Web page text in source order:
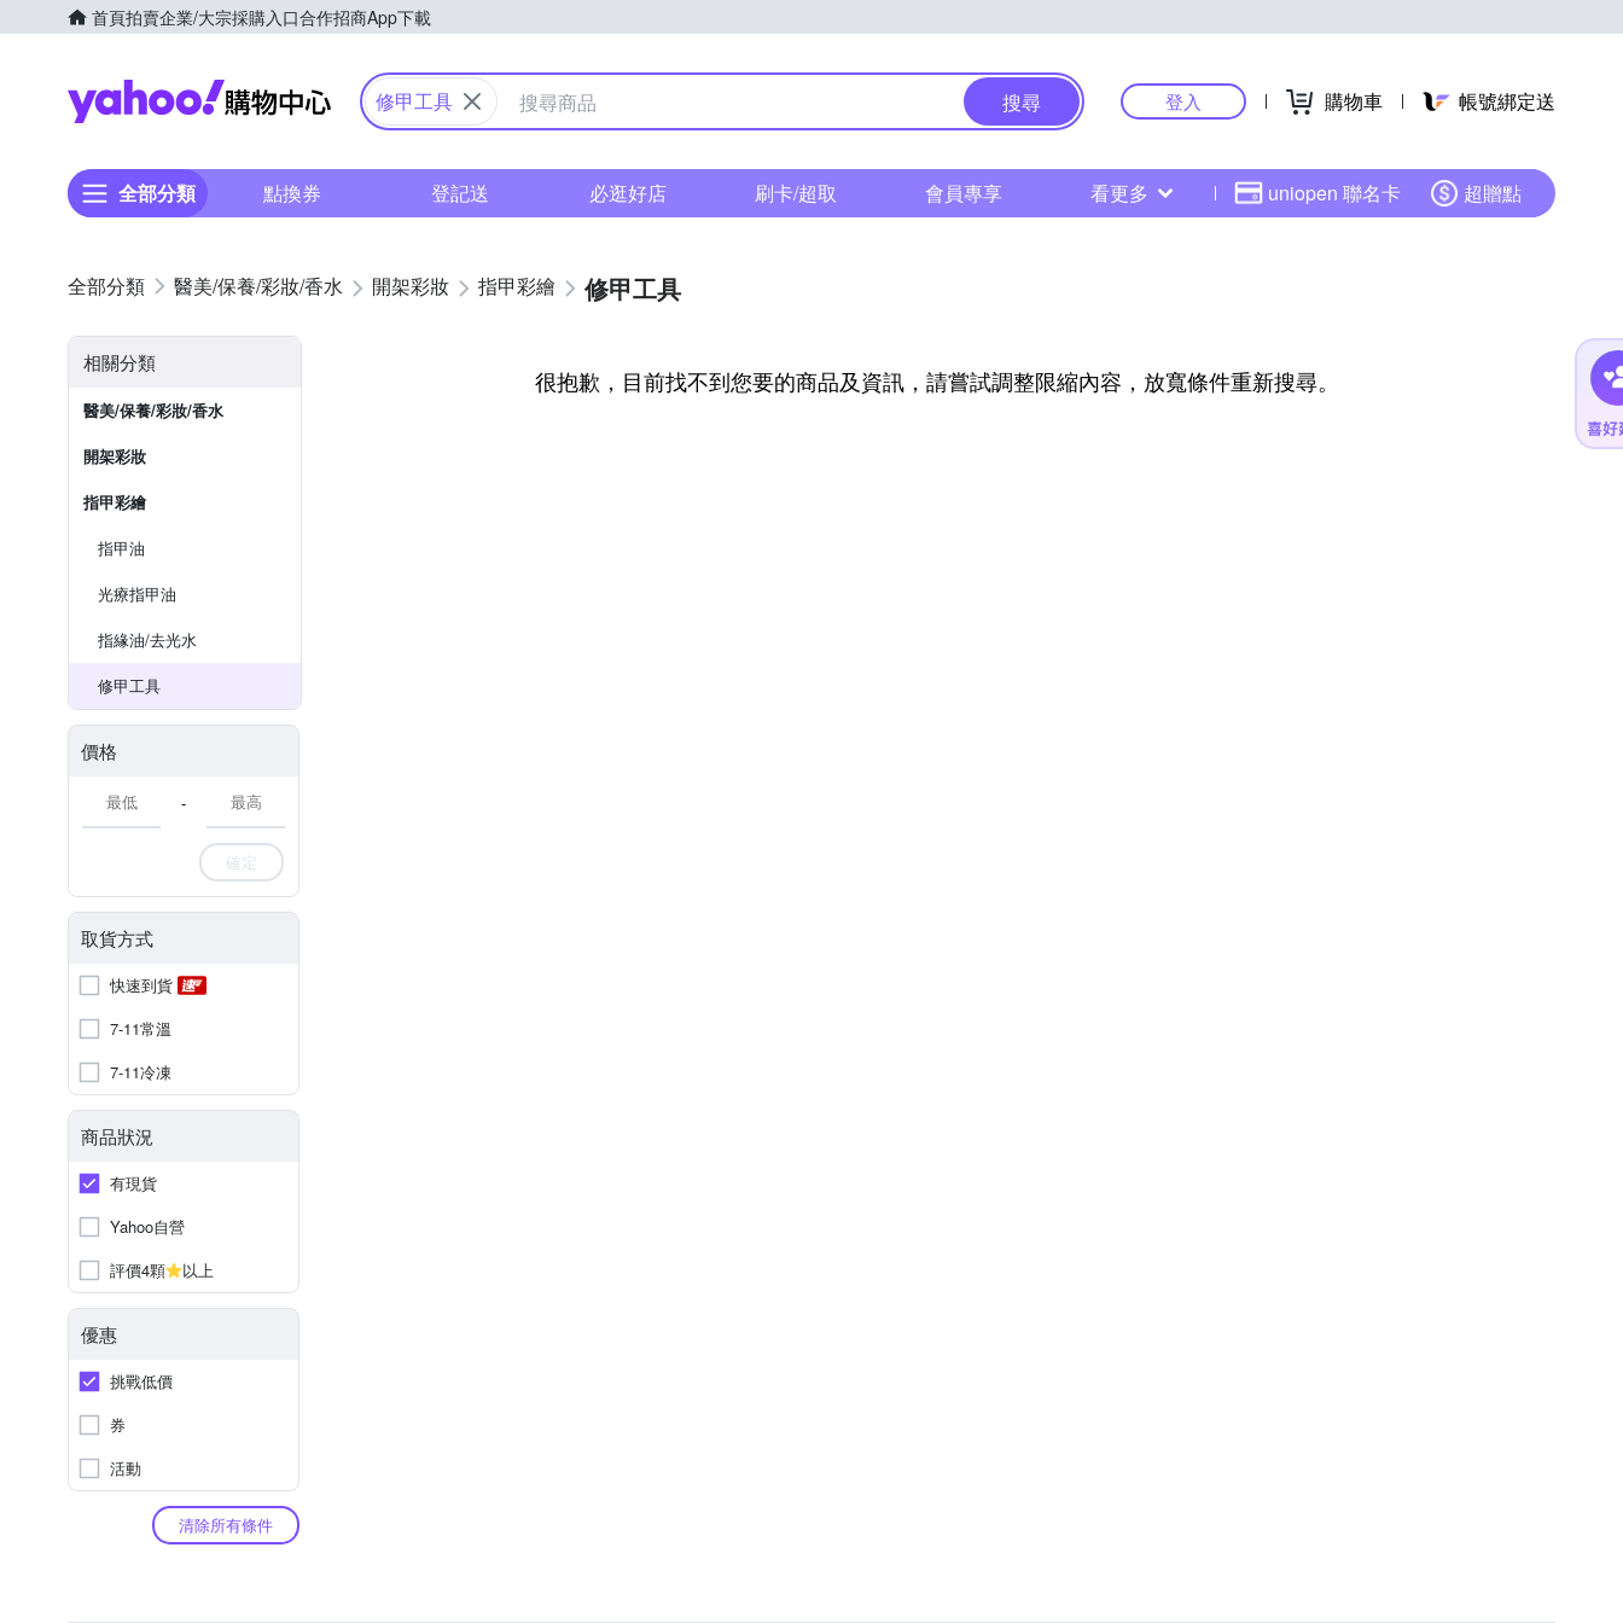
首頁拍賣企業/大宗採購入口合作招商App下載
Yahoo購物中心
修甲工具 搜尋 登入 購物車 帳號綁定送
全部分類 點換券 登記送 必逛好店 刷卡/超取 會員專享 看更多 uniopen 聯名卡 超贈點
醫美/保養/彩妝/香水 開架彩妝 指甲彩繪 修甲工具
相關分類
醫美/保養/彩妝/香水
開架彩妝
指甲彩繪
指甲油
光療指甲油
指緣油/去光水
修甲工具
價格
-
確定
取貨方式
快速到貨
7-11常溫
7-11冷凍
商品狀況
有現貨
Yahoo自營
評價4顆
以上
優惠
挑戰低價
券
活動
清除所有條件
很抱歉，目前找不到您要的商品及資訊，請嘗試調整限縮內容，放寬條件重新搜尋。